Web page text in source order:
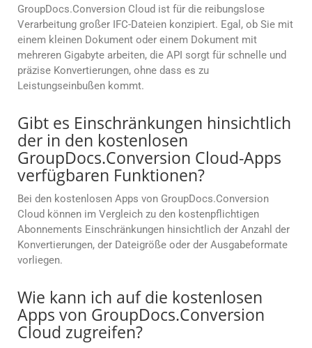
GroupDocs.Conversion Cloud ist für die reibungslose
Verarbeitung großer IFC-Dateien konzipiert. Egal, ob Sie mit
einem kleinen Dokument oder einem Dokument mit
mehreren Gigabyte arbeiten, die API sorgt für schnelle und
präzise Konvertierungen, ohne dass es zu
Leistungseinbußen kommt.
Gibt es Einschränkungen hinsichtlich
der in den kostenlosen
GroupDocs.Conversion Cloud-Apps
verfügbaren Funktionen?
Bei den kostenlosen Apps von GroupDocs.Conversion
Cloud können im Vergleich zu den kostenpflichtigen
Abonnements Einschränkungen hinsichtlich der Anzahl der
Konvertierungen, der Dateigröße oder der Ausgabeformate
vorliegen.
Wie kann ich auf die kostenlosen
Apps von GroupDocs.Conversion
Cloud zugreifen?